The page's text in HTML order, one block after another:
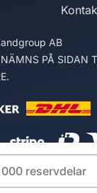
AB
PÅ SIDAN